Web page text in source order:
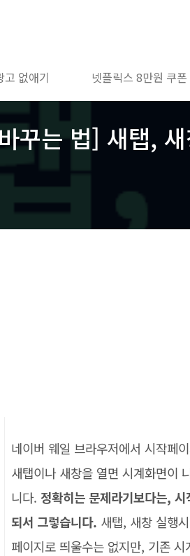
고 없애기 넷플릭스 8만원 쿠폰
꾸는 법] 새탭,
네이버 웨일 브라우저에서 시작페
새탭이나 새창을 열면 시계화면이
니다. 정확히는 문제라기보다는,
되서 그렇습니다. 새탭, 새창 실행
페이지로 띄울수는 없지만, 기존